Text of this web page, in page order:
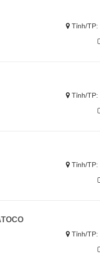
Tỉnh/TP:
Tỉnh/TP:
Tỉnh/TP:
Tỉnh/TP: